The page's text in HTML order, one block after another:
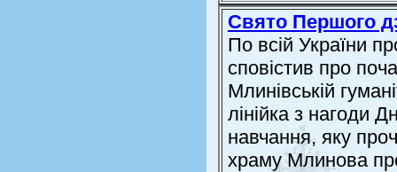
Свято Першого
По всій України
сповістив про
Млинівській
лінійка з нагоди
навчання, яку
храму Млинова